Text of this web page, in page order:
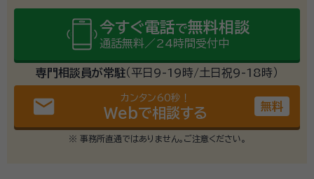
今すぐ電話で無料相談
通話無料／24時間受付中
専門相談員が常駐（平日9-19時/土日祝9-18時）
email カンタン60秒！
Webで相談する 無料
※ 事務所直通ではありません。ご注意ください。